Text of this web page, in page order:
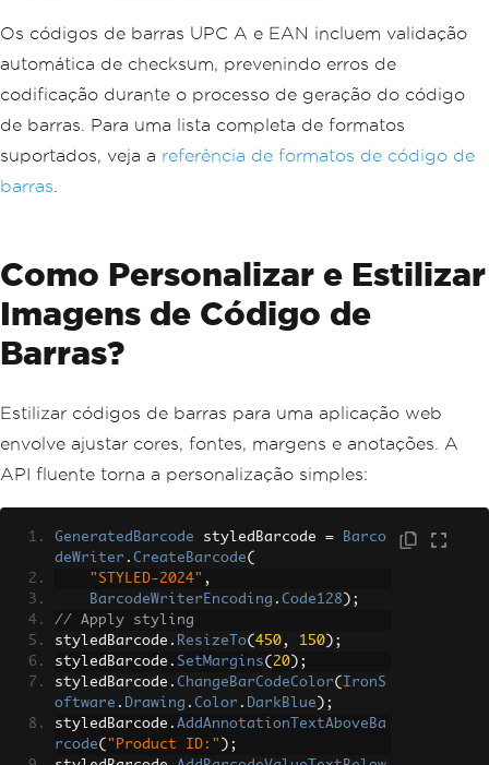
Os códigos de barras UPC A e EAN incluem validação
automática de checksum, prevenindo erros de
codificação durante o processo de geração do código
de barras. Para uma lista completa de formatos
suportados, veja a referência de formatos de código de
barras
Como Personalizar e Estilizar
Imagens de Código de
Barras?
Estilizar códigos de barras para uma aplicação web
envolve ajustar cores, fontes, margens e anotações. A
API fluente torna a personalização simples:
GeneratedBarcode styledBarcode =
Barco
deWriter . CreateBarcode(
"STYLED-2024" ,
BarcodeWriterEncoding . Code128 );
// Apply styling
styledBarcode . ResizeTo( 450, 150 );
styledBarcode . SetMargins( 20 );
styledBarcode . ChangeBarCodeColor( IronS
oftware . Drawing . Color . DarkBlue );
styledBarcode . AddAnnotationTextAboveBa
rcode( "Product ID:" );